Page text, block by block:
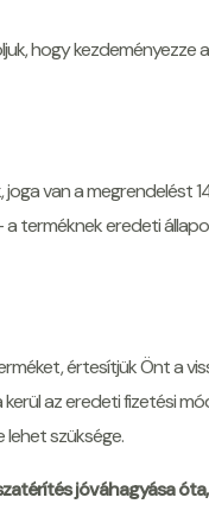
hogy
van a megrendelést
terméknek eredeti
értesítjük Önt a
az eredeti fizetési
szüksége.
jóváhagyása óta,